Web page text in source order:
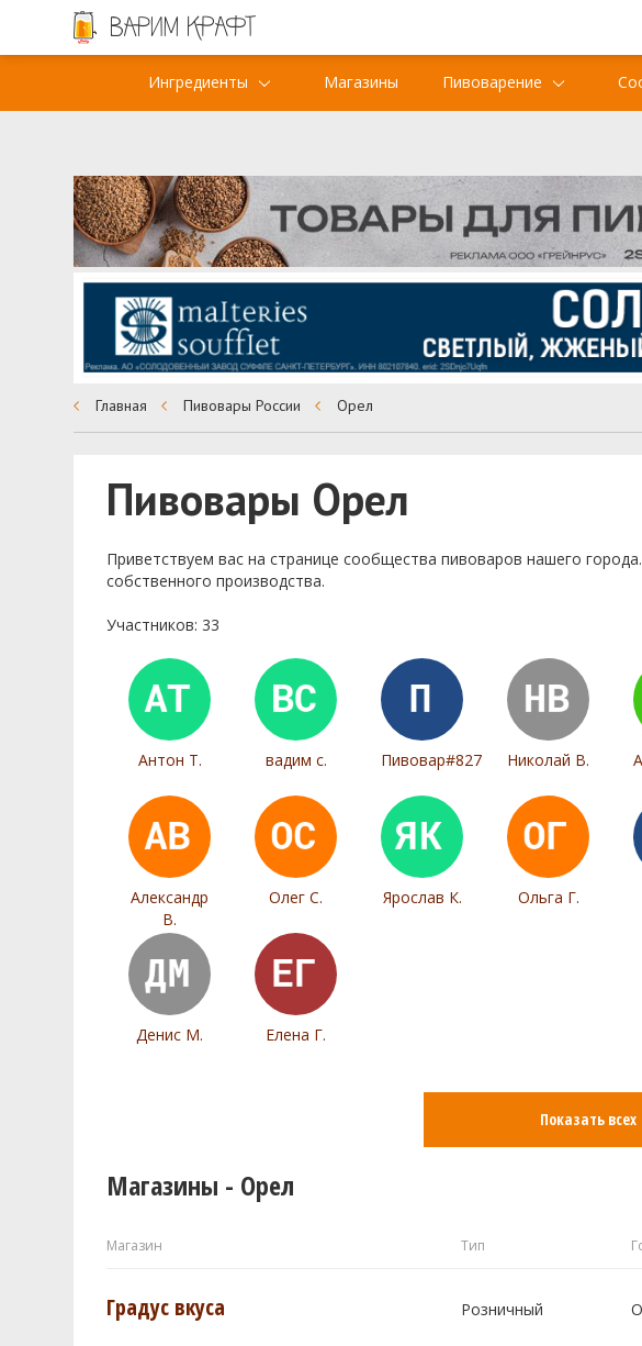
Ингредиенты Магазины Пивоварение
Главная Пивовары России Орел
Пивовары Орел
Приветствуем ваc на странице сообщества пивоваров нашего
собственного производства.
Участников: 33
Антон Т. вадим с. Пивовар#827 Николай В.
Александр
В.
Олег С. Ярослав К. Ольга Г.
Денис М. Елена Г.
Показать всех
Магазины - Орел
Магазин Тип
Градус вкуса Розничный